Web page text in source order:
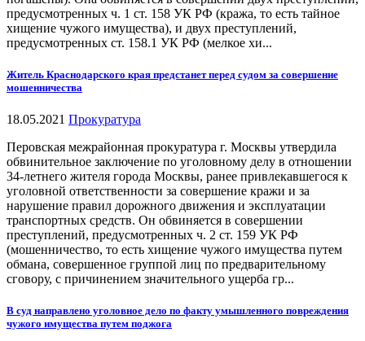
предусмотренных ч. 1 ст. 158 УК РФ (кража, то есть тайное
хищение чужого имущества), и двух преступлений,
предусмотренных ст. 158.1 УК РФ (мелкое хи...
Житель Краснодарского края предстанет перед судом за совершение
мошенничества
18.05.2021 Прокуратура
Перовская межрайонная прокуратура г. Москвы утвердила
обвинительное заключение по уголовному делу в отношении
34-летнего жителя города Москвы, ранее привлекавшегося к
уголовной ответственности за совершение кражи и за
нарушение правил дорожного движения и эксплуатации
транспортных средств. Он обвиняется в совершении
преступлений, предусмотренных ч. 2 ст. 159 УК РФ
(мошенничество, то есть хищение чужого имущества путем
обмана, совершенное группой лиц по предварительному
сговору, с причинением значительного ущерба гр...
В суд направлено уголовное дело по факту умышленного повреждения
чужого имущества путем поджога